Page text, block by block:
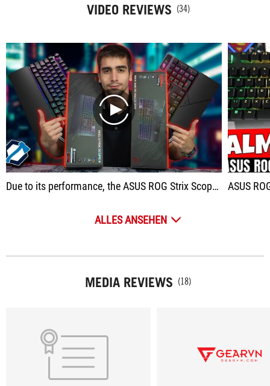
VIDEO REVIEWS (34)
play
Due to its performance, the ASUS ROG Strix Scope II RX was awarded the AX Best Buy in Class, as well as the Advanced Design award. ASUS ROG
ALLES ANSEHEN
MEDIA REVIEWS (18)